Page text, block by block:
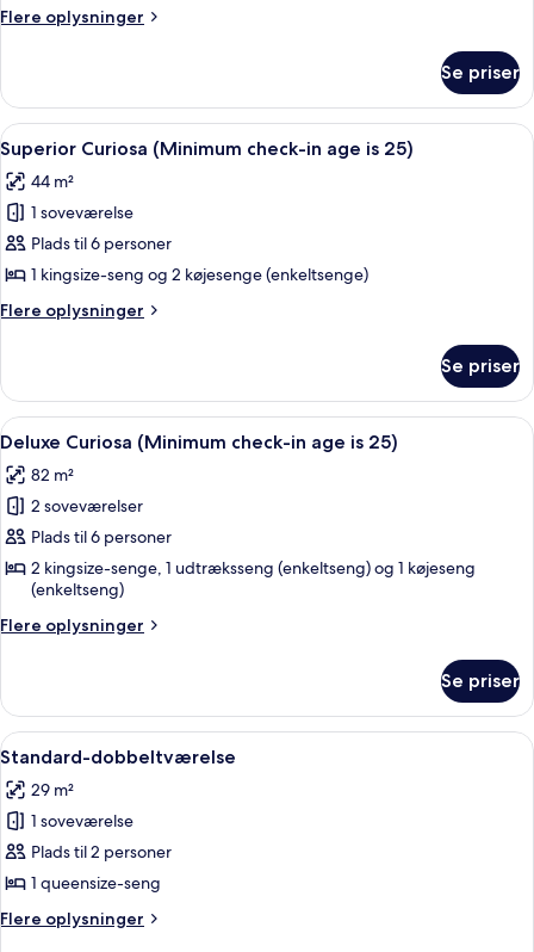
Flere oplysninger
Flere
Curiosa
Premium
Se priser
Indlæs
alle
billeder
af
Superior
Curiosa
(Minimum
check-
age
is
25)
Et hotelværelse med en stor seng,
12
Superior Curiosa (Minimum check-in age is 25)
44 m²
1 soveværelse
Plads til 6 personer
1 kingsize-seng og 2 køjesenge (enkeltsenge)
Flere oplysninger
Flere
Curiosa
(Minimum
check-
age
is
25)
Se priser
Indlæs
alle
billeder
af
Deluxe
Curiosa
(Minimum
check-
is
25)
Et hotelværelse med en stor seng,
12
Deluxe Curiosa (Minimum check-in age is 25)
82 m²
2 soveværelser
Plads til 6 personer
2 kingsize-senge, 1 udtræksseng (enkeltseng) og 1 køjeseng
(enkeltseng)
Flere oplysninger
Flere
Curiosa
(Minimum
check-
age
is
25)
Se priser
Indlæs
alle
billeder
af
Standard-
dobbeltværelse
Et soveværelse med seng, bænk, stol
6
Standard-dobbeltværelse
29 m²
1 soveværelse
Plads til 2 personer
1 queensize-seng
Flere oplysninger
Flere